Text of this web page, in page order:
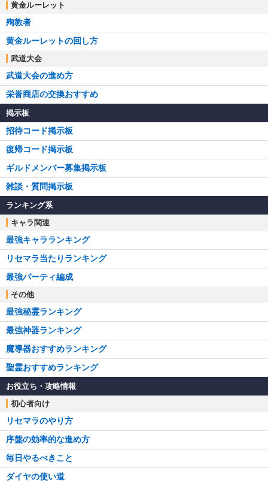
黄金ルーレット
殉教者
黄金ルーレットの回し方
武道大会
武道大会の進め方
栄誉商店の交換おすすめ
掲示板
招待コード掲示板
復帰コード掲示板
ギルドメンバー募集掲示板
雑談・質問掲示板
ランキング系
キャラ関連
最強キャラランキング
リセマラ当たりランキング
最強パーティ編成
その他
最強秘霊ランキング
最強神器ランキング
魔導器おすすめランキング
聖霊おすすめランキング
お役立ち・攻略情報
初心者向け
リセマラのやり方
序盤の効率的な進め方
毎日やるべきこと
ダイヤの使い道